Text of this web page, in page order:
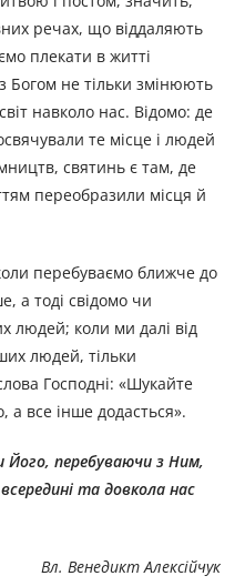
речах, що віддаляють
плекати в житті
Богом не тільки змінюють
навколо нас. Відомо: де
те місце і людей
святинь є там, де
переобразили місця й
перебуваємо ближче до
а тоді свідомо чи
людей; коли ми далі від
людей, тільки
Господні: «Шукайте
все інше додасться».
перебуваючи з Ним,
та довкола нас
Вл. Венедикт Алексійчук